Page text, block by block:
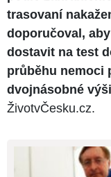
trasovaní
doporučoval,
dostavit na test
průběhu nemoci
dvojnásobné
ŽivotvČesku.cz.